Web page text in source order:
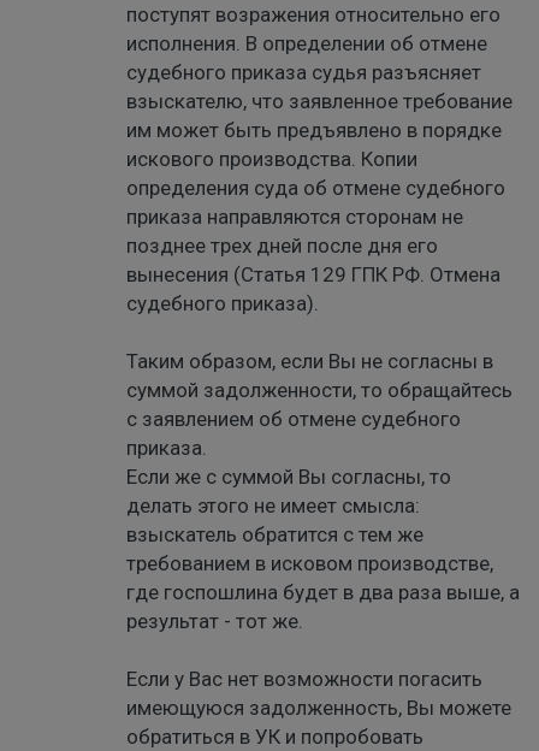
поступят возражения относительно его
исполнения. В определении об отмене
судебного приказа судья разъясняет
взыскателю, что заявленное требование
им может быть предъявлено в порядке
искового производства. Копии
определения суда об отмене судебного
приказа направляются сторонам не
позднее трех дней после дня его
вынесения (Статья 129 ГПК РФ. Отмена
судебного приказа).
Таким образом, если Вы не согласны в
суммой задолженности, то обращайтесь
с заявлением об отмене судебного
приказа.
Если же с суммой Вы согласны, то
делать этого не имеет смысла:
взыскатель обратится с тем же
требованием в исковом производстве,
где госпошлина будет в два раза выше, а
результат - тот же.
Если у Вас нет возможности погасить
имеющуюся задолженность, Вы можете
обратиться в УК и попробовать